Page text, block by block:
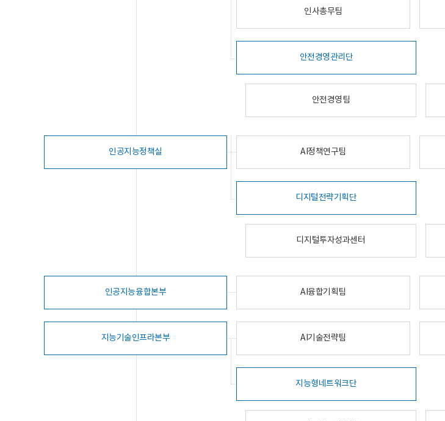
인사총무팀
안전경영관리단
안전경영팀
인공지능정책실 AI정책연구팀
디지털전략기획단
디지털투자성과센터
인공지능융합본부 AI융합기획팀
지능기술인프라본부 AI기술전략팀
지능형네트워크단